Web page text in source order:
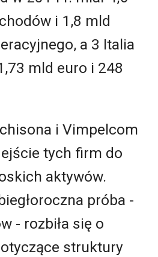
i 1,8 mld
a 3 Italia
mld euro i 248
i Vimpelcom
tych firm do
aktywów.
próba -
- rozbiła się o
struktury